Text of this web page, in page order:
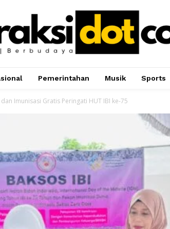
Pemerintahan Musik Sports
Imunisasi Gratis Peringati HUT IBI ke-75